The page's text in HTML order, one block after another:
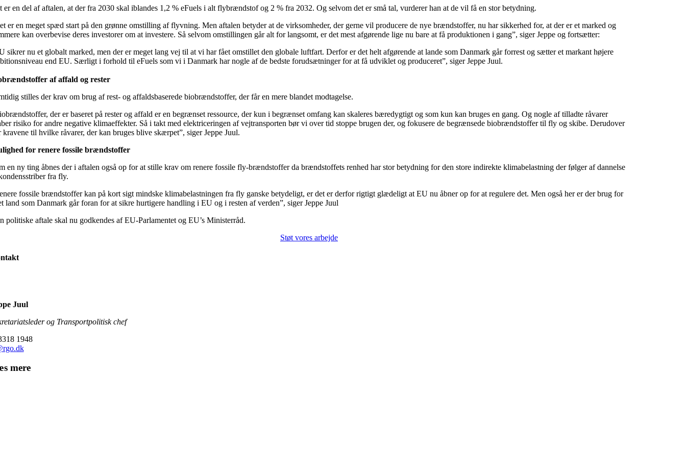
er en del af aftalen, at der fra 2030 skal iblandes 1,2 % eFuels i alt flybrændstof og 2 % fra 2032. Og selvom det er små tal, vurderer han at de vil få en stor betydning.
er en meget spæd start på den grønne omstilling af flyvning. Men aftalen betyder at de virksomheder, der gerne vil producere de nye brændstoffer, nu har sikkerhed for, at der er et marked og
kan overbevise deres investorer om at investere. Så selvom omstillingen går alt for langsomt, er det mest afgørende lige nu bare at få produktionen i gang”, siger Jeppe og fortsætter:
sikrer nu et globalt marked, men der er meget lang vej til at vi har fået omstillet den globale luftfart. Derfor er det helt afgørende at lande som Danmark går forrest og sætter et markant højere
end EU. Særligt i forhold til eFuels som vi i Danmark har nogle af de bedste forudsætninger for at få udviklet og produceret”, siger Jeppe Juul.
af affald og rester
stilles der krav om brug af rest- og affaldsbaserede biobrændstoffer, der får en mere blandet modtagelse.
der er baseret på rester og affald er en begrænset ressource, der kun i begrænset omfang kan skaleres bæredygtigt og som kun kan bruges en gang. Og nogle af tilladte råvarer
risiko for andre negative klimaeffekter. Så i takt med elektriceringen af vejtransporten bør vi over tid stoppe brugen der, og fokusere de begrænsede biobrændstoffer til fly og skibe. Derudover
kravene til hvilke råvarer, der kan bruges blive skærpet”, siger Jeppe Juul.
for renere fossile brændstoffer
en ny ting åbnes der i aftalen også op for at stille krav om renere fossile fly-brændstoffer da brændstoffets renhed har stor betydning for den store indirekte klimabelastning der følger af dannelse
fra fly.
fossile brændstoffer kan på kort sigt mindske klimabelastningen fra fly ganske betydeligt, er det er derfor rigtigt glædeligt at EU nu åbner op for at regulere det. Men også her er der brug for
land som Danmark går foran for at sikre hurtigere handling i EU og i resten af verden”, siger Jeppe Juul
politiske aftale skal nu godkendes af EU-Parlamentet og EU’s Ministerråd.
Støt vores arbejde
Juul
og Transportpolitisk chef
1948
mere